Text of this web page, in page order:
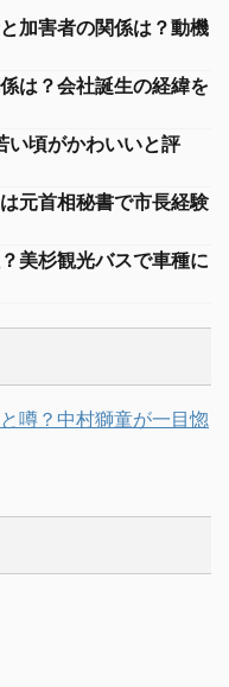
加害者の関係は？動機
は？会社誕生の経緯を
い頃がかわいいと評
元首相秘書で市長経験
美杉観光バスで車種に
噂？中村獅童が一目惚